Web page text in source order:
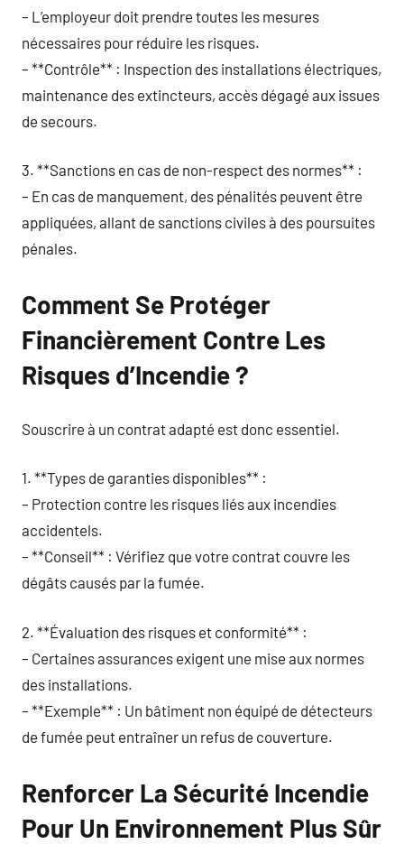
– L’employeur doit prendre toutes les mesures
nécessaires pour réduire les risques.
– **Contrôle** : Inspection des installations électriques,
maintenance des extincteurs, accès dégagé aux issues
de secours.
3. **Sanctions en cas de non-respect des normes** :
– En cas de manquement, des pénalités peuvent être
appliquées, allant de sanctions civiles à des poursuites
pénales.
Comment Se Protéger
Financièrement Contre Les
Risques d’Incendie ?
Souscrire à un contrat adapté est donc essentiel.
1. **Types de garanties disponibles** :
– Protection contre les risques liés aux incendies
accidentels.
– **Conseil** : Vérifiez que votre contrat couvre les
dégâts causés par la fumée.
2. **Évaluation des risques et conformité** :
– Certaines assurances exigent une mise aux normes
des installations.
– **Exemple** : Un bâtiment non équipé de détecteurs
de fumée peut entraîner un refus de couverture.
Renforcer La Sécurité Incendie
Pour Un Environnement Plus Sûr